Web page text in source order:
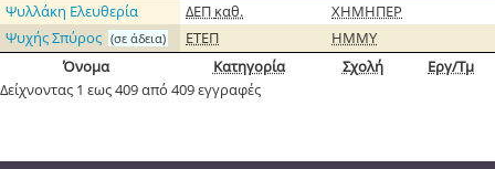
Όνομα Κατηγορία Σχολή Εργ/Τμ
Ψυλλάκη Ελευθερία
ΔΕΠ καθ.
ΧΗΜΗΠΕΡ
Ψυχής Σπύρος (σε άδεια) ΕΤΕΠ ΗΜΜΥ
Δείχνοντας 1 εως 409 από 409 εγγραφές